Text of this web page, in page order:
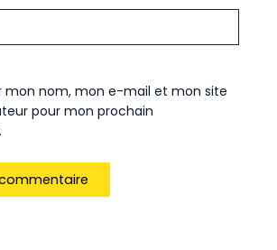
mon nom, mon e-mail et mon site
pour mon prochain